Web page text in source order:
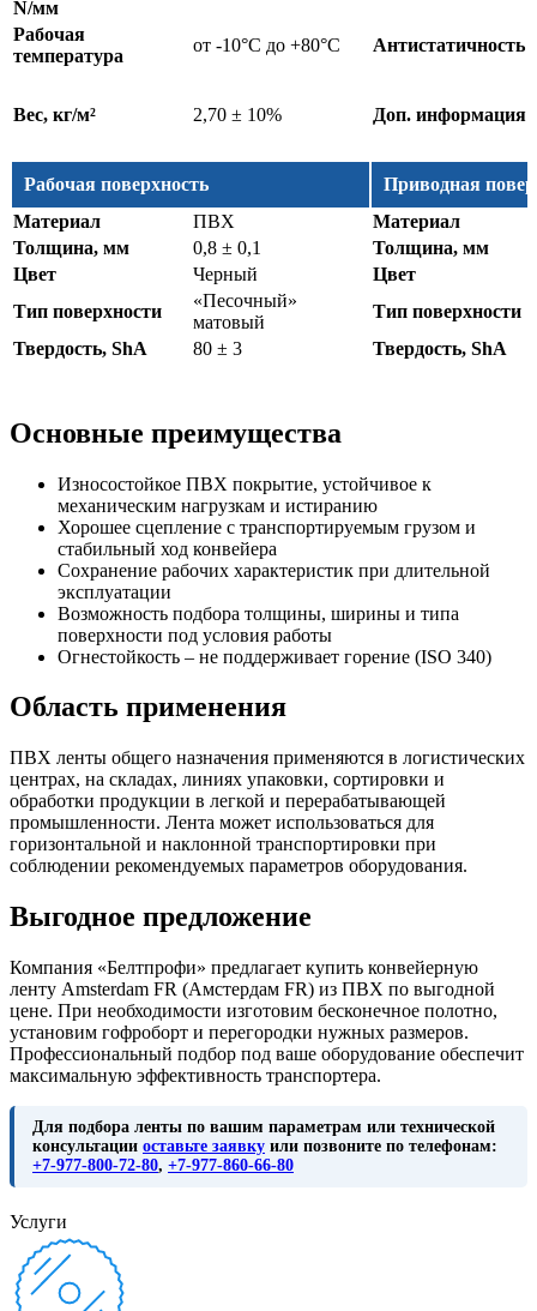
N/мм
Рабочая
температура
от -10°C до +80°C Антистатичность
Вес, кг/м² 2,70 ± 10% Доп. информация
Рабочая поверхность
Приводная
Материал
ПВХ
Материал
Толщина, мм
0,8 ± 0,1
Толщина, мм
Цвет
Черный
Цвет
Тип поверхности
«Песочный»
матовый
Тип поверхности
Твердость, ShA
80 ± 3 Твердость, ShA
Основные преимущества
Износостойкое ПВХ покрытие, устойчивое к
механическим нагрузкам и истиранию
Хорошее сцепление с транспортируемым грузом и
стабильный ход конвейера
Сохранение рабочих характеристик при длительной
эксплуатации
Возможность подбора толщины, ширины и типа
поверхности под условия работы
Огнестойкость – не поддерживает горение (ISO 340)
Область применения
ПВХ ленты общего назначения применяются в логистических
центрах, на складах, линиях упаковки, сортировки и
обработки продукции в легкой и перерабатывающей
промышленности. Лента может использоваться для
горизонтальной и наклонной транспортировки при
соблюдении рекомендуемых параметров оборудования.
Выгодное предложение
Компания «Белтпрофи» предлагает купить конвейерную
ленту Amsterdam FR (Амстердам FR) из ПВХ по выгодной
цене. При необходимости изготовим бесконечное полотно,
установим гофроборт и перегородки нужных размеров.
Профессиональный подбор под ваше оборудование обеспечит
максимальную эффективность транспортера.
Для подбора ленты по вашим параметрам или технической
консультации оставьте заявку или позвоните по телефонам:
+7-977-800-72-80, +7-977-860-66-80
Услуги